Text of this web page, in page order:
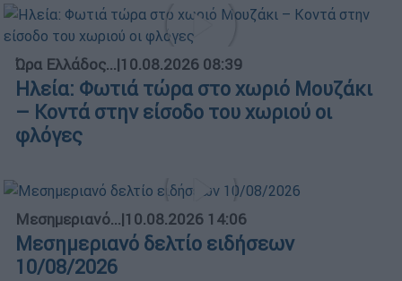
Ώρα Ελλάδος...|10.08.2026 08:39
Ηλεία: Φωτιά τώρα στο χωριό Μουζάκι
– Κοντά στην είσοδο του χωριού οι
φλόγες
Μεσημεριανό...|10.08.2026 14:06
Μεσημεριανό δελτίο ειδήσεων
10/08/2026